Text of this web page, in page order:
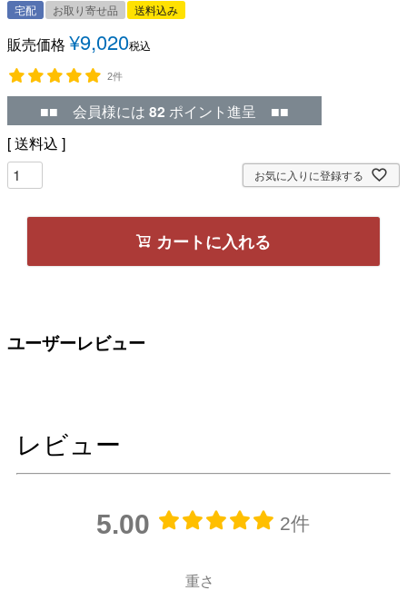
宅配 お取り寄せ品 送料込み
販売価格 ¥9,020税込
2件
■■ 会員様には 82 ポイント進呈 ■■
送料込
お気に入りに登録する
カートに入れる
ユーザーレビュー
レビュー
5.00 2件
重さ